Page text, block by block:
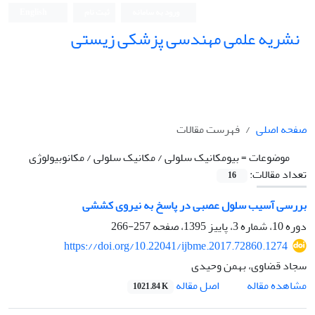
نشریه علمی مهندسی پزشکی زیستی
صفحه اصلی
فهرست مقالات
موضوعات =بیومکانیک سلولی / مکانیک سلولی / مکانوبیولوژی
تعداد مقالات:
16
بررسی آسیب سلول عصبی در پاسخ به نیروی کششی
دوره 10، شماره 3، پاییز 1395، صفحه
257-266
https://doi.org/10.22041/ijbme.2017.72860.1274
سجاد قضاوی، بهمن وحیدی
مشاهده مقاله
اصل مقاله 1021.84 K